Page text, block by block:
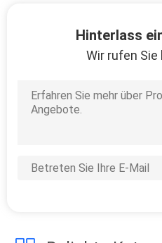
Hinterlass
Wir rufen Sie